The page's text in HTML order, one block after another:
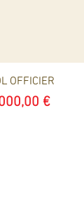
OFFICIER
€